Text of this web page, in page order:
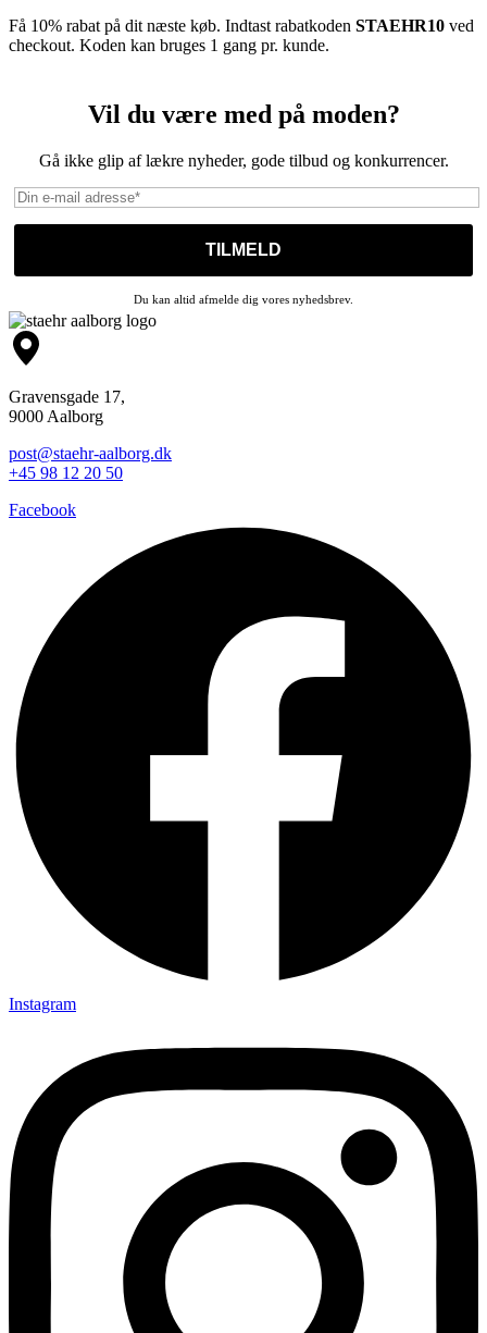
Få 10% rabat på dit næste køb. Indtast rabatkoden STAEHR10 ved
checkout. Koden kan bruges 1 gang pr. kunde.
Vil du være med på moden?
Gå ikke glip af lækre nyheder, gode tilbud og konkurrencer.
Du kan altid afmelde dig vores nyhedsbrev.
Gravensgade 17,
9000 Aalborg
post@staehr-aalborg.dk
+45 98 12 20 50
Facebook
Instagram